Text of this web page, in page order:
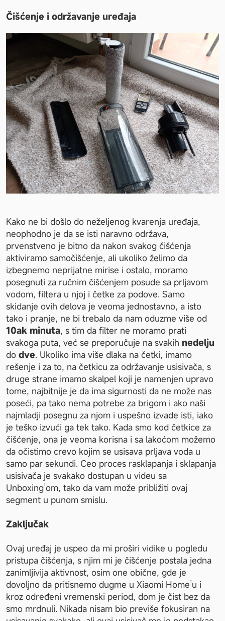
Čišćenje i održavanje uređaja
Kako ne bi došlo do neželjenog kvarenja uređaja,
neophodno je da se isti naravno održava,
prvenstveno je bitno da nakon svakog čišćenja
aktiviramo samočišćenje, ali ukoliko želimo da
izbegnemo neprijatne mirise i ostalo, moramo
posegnuti za ručnim čišćenjem posude sa prljavom
vodom, filtera u njoj i četke za podove. Samo
skidanje ovih delova je veoma jednostavno, a isto
10ak minuta, s tim da filter ne moramo prati
svakoga puta, već se preporučuje na svakih
do dve. Ukoliko ima više dlaka na četki, imamo
rešenje i za to, na četkicu za održavanje usisivača, s
druge strane imamo skalpel koji je namenjen upravo
tome, najbitnije je da ima sigurnosti da ne može nas
poseći, pa tako nema potrebe za brigom i ako naši
najmladji posegnu za njom i uspešno izvade isti, iako
je teško izvući ga tek tako. Kada smo kod četkice za
čišćenje, ona je veoma korisna i sa lakoćom možemo
da očistimo crevo kojim se usisava prljava voda u
samo par sekundi. Ceo proces rasklapanja i sklapanja
usisivača je svakako dostupan u videu sa
Unboxing’om, tako da vam može približiti ovaj
segment u punom smislu.
Zaključak
Ovaj uređaj je uspeo da mi proširi vidike u pogledu
pristupa čišćenja, s njim mi je čišćenje postala jedna
zanimljivija aktivnost, osim one obične, gde je
dovoljno da pritisnemo dugme u Xiaomi Home’u i
kroz određeni vremenski period, dom je čist bez da
smo mrdnuli. Nikada nisam bio previše fokusiran na